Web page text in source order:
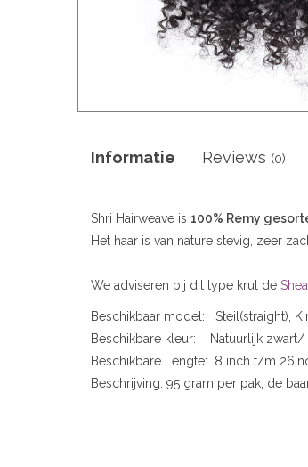
Informatie Reviews (0)
Shri Hairweave is 100% Remy
Het haar is van nature stevig, zeer
We adviseren bij dit type krul de
Beschikbaar model: Steil(straight),
Beschikbare kleur: Natuurlijk zwart/
Beschikbare Lengte: 8 inch t/m
Beschrijving: 95 gram per pak, de